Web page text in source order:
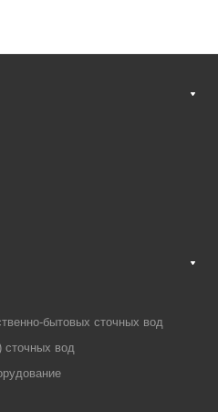
бытовых сточных вод
сточных вод